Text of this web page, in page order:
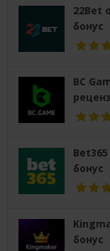
22Bet
бонус
BC
бонус
бонус